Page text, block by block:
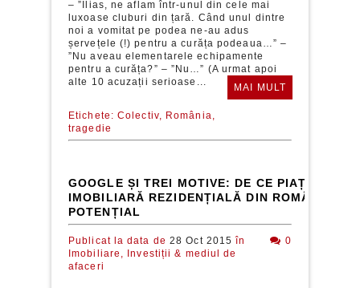
– ”Ilias, ne aflam într-unul din cele mai
luxoase cluburi din țară. Când unul dintre
noi a vomitat pe podea ne-au adus
șervețele (!) pentru a curăța podeaua…” –
”Nu aveau elementarele echipamente
pentru a curăța?” – ”Nu…” (A urmat apoi
alte 10 acuzații serioase...
MAI MULT
Etichete: Colectiv,
România,
tragedie
GOOGLE ȘI TREI MOTIVE: DE CE PIAȚA
IMOBILIARĂ REZIDENȚIALĂ DIN ROMÂNIA ARE
POTENȚIAL
Publicat la data de 28 Oct 2015 în
Imobiliare,
Investiții & mediul de
afaceri
0